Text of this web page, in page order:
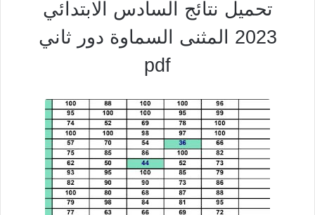
تحميل نتائج السادس الابتدائي
2023 المثنى السماوة دور ثاني
pdf